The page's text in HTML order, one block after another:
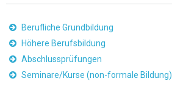
Berufliche Grundbildung
Höhere Berufsbildung
Abschlussprüfungen
Seminare/Kurse (non-formale Bildung)